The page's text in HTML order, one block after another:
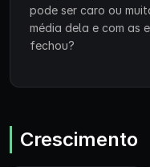
pode ser caro ou
média dela e com as
fechou?
Crescimento